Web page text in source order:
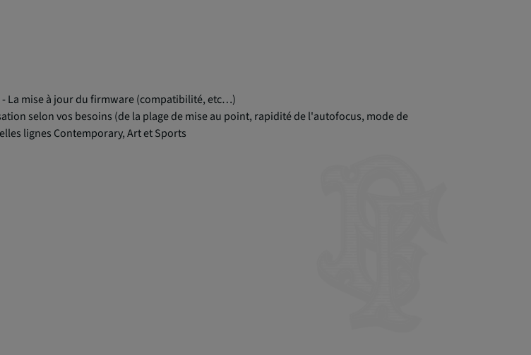
La mise à jour du firmware (compatibilité, etc…)
selon vos besoins (de la plage de mise au point, rapidité de l'autofocus, mode de
lignes Contemporary, Art et Sports